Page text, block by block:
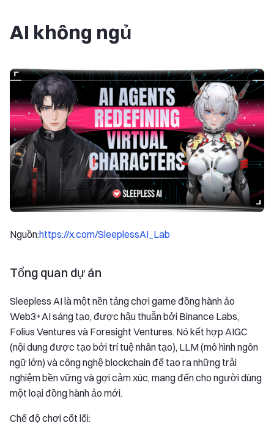
AI không ngủ
Nguồn:https://x.com/SleeplessAI_Lab
Tổng quan dự án
Sleepless AI là một nền tảng chơi game đồng hành ảo
Web3+AI sáng tạo, được hậu thuẫn bởi Binance Labs,
Folius Ventures và Foresight Ventures. Nó kết hợp AIGC
(nội dung được tạo bởi trí tuệ nhân tạo), LLM (mô hình ngôn
ngữ lớn) và công nghệ blockchain để tạo ra những trải
nghiệm bền vững và gợi cảm xúc, mang đến cho người dùng
một loại đồng hành ảo mới.
Chế độ chơi cốt lõi: